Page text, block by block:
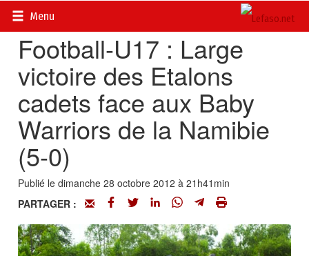
Menu
Accueil>
Football-U17 : Large
victoire des Etalons
cadets face aux Baby
Warriors de la Namibie
(5-0)
Publié le dimanche 28 octobre 2012 à 21h41min
PARTAGER :